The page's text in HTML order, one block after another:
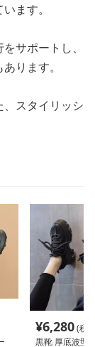
ます。
サポートし、
ります。
、スタイリッシ
¥6,280(税
黒靴 厚底波型